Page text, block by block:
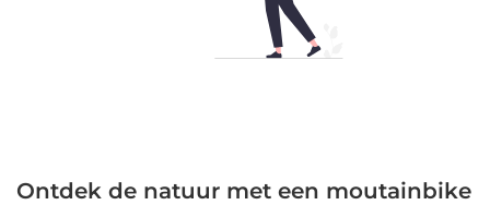
Ontdek de natuur met een moutainbike